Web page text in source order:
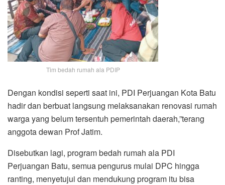
Tim bedah rumah ala PDIP
Dengan kondisi seperti saat ini, PDI Perjuangan Kota Batu
hadir dan berbuat langsung melaksanakan renovasi rumah
warga yang belum tersentuh pemerintah daerah,”terang
anggota dewan Prof Jatim.
Disebutkan lagi, program bedah rumah ala PDI
Perjuangan Batu, semua pengurus mulai DPC hingga
ranting, menyetujui dan mendukung program itu bisa